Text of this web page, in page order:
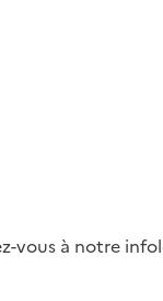
vous à notre